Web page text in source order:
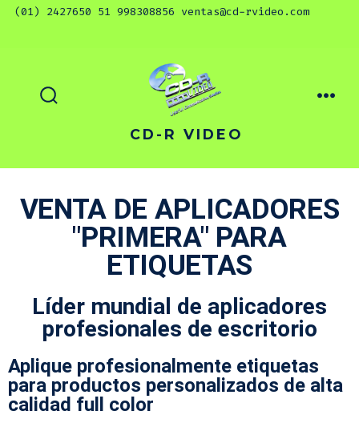
CD-R VIDEO
VENTA DE APLICADORES
"PRIMERA" PARA
ETIQUETAS
Líder mundial de aplicadores
profesionales de escritorio
Aplique profesionalmente etiquetas
para productos personalizados de alta
calidad full color